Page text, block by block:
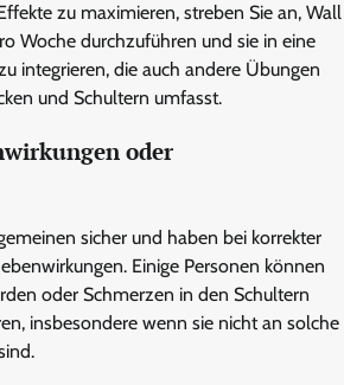
zu maximieren, streben Sie an, Wall
Woche durchzuführen und sie in eine
integrieren, die auch andere Übungen
und Schultern umfasst.
oder
sicher und haben bei korrekter
Einige Personen können
oder Schmerzen in den Schultern
insbesondere wenn sie nicht an solche